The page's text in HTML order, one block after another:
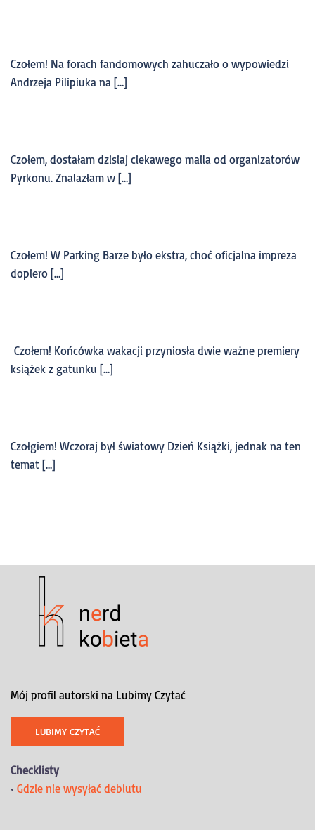
Czołem! Na forach fandomowych zahuczało o wypowiedzi
Andrzeja Pilipiuka na […]
Czołem, dostałam dzisiaj ciekawego maila od organizatorów
Pyrkonu. Znalazłam w […]
Czołem! W Parking Barze było ekstra, choć oficjalna impreza
dopiero […]
Czołem! Końcówka wakacji przyniosła dwie ważne premiery
książek z gatunku […]
Czołgiem! Wczoraj był światowy Dzień Książki, jednak na ten
temat […]
Mój profil autorski na Lubimy Czytać
LUBIMY CZYTAĆ
Checklisty
• Gdzie nie wysyłać debiutu